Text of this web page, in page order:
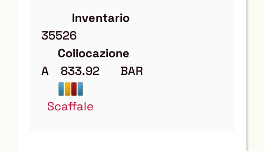
Inventario
35526
Collocazione
A    833.92       BAR
Scaffale